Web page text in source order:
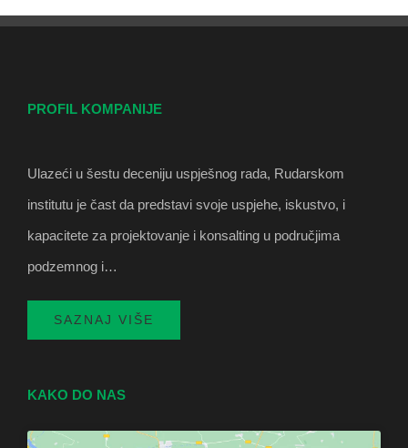
PROFIL KOMPANIJE
Ulazeći u šestu deceniju uspješnog rada, Rudarskom
institutu je čast da predstavi svoje uspjehe, iskustvo, i
kapacitete za projektovanje i konsalting u područjima
podzemnog i…
SAZNAJ VIŠE
KAKO DO NAS